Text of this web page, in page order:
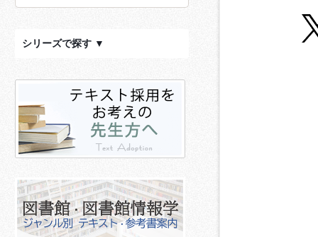
シリーズで探す ▼